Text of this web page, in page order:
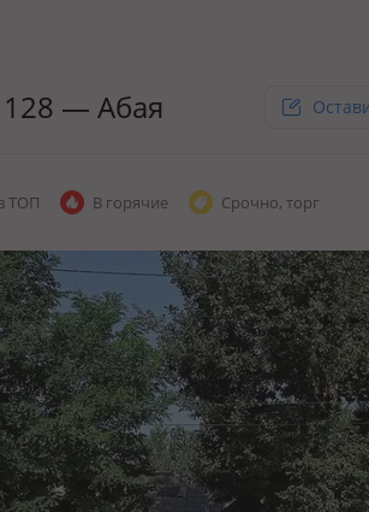
128 — Абая
ТОП В горячие Срочно, торг